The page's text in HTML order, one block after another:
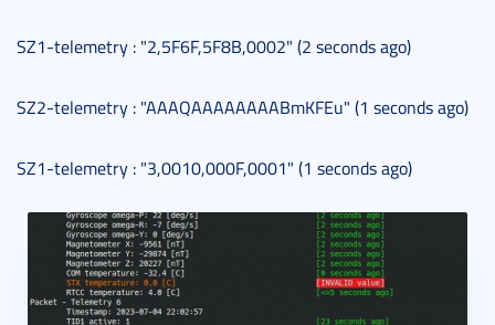
SZ1-telemetry : "2,5F6F,5F8B,0002" (2 seconds ago)
SZ2-telemetry : "AAAQAAAAAAAABmKFEu" (1 seconds ago)
SZ1-telemetry : "3,0010,000F,0001" (1 seconds ago)